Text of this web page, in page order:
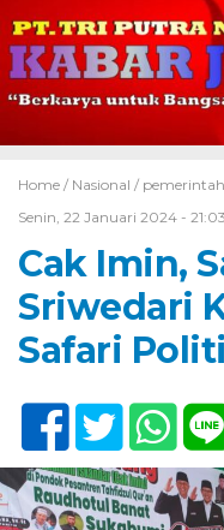
Home / Nasional /
Senin, 22 Januari 2024 -
Cak Imin,
Sriwedari
Safari